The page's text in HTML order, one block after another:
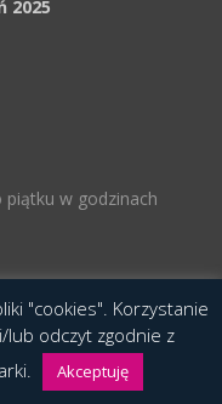
2025
piątku w godzinach
"cookies". Korzystanie
lub odczyt zgodnie z
Akceptuję